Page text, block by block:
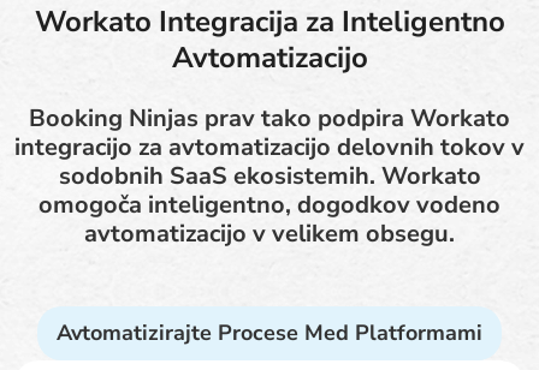
Workato Integracija za Inteligentno
Avtomatizacijo
Booking Ninjas prav tako podpira Workato
integracijo za avtomatizacijo delovnih tokov v
sodobnih SaaS ekosistemih. Workato
omogoča inteligentno, dogodkov vodeno
avtomatizacijo v velikem obsegu.
Avtomatizirajte Procese Med Platformami